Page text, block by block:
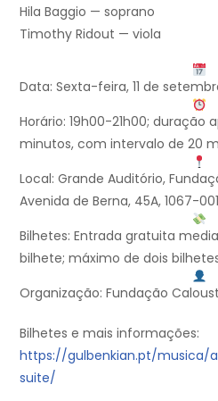
Hila Baggio — soprano
Timothy Ridout — viola
Data: Sexta-feira, 11 de
Horário: 19h00-21h00; duração
minutos, com intervalo de 20
Local: Grande Auditório,
Avenida de Berna, 45A, 1067-
Bilhetes: Entrada gratuita
bilhete; máximo de dois
Organização: Fundação
Bilhetes e mais informações:
https://gulbenkian.pt/
suite/